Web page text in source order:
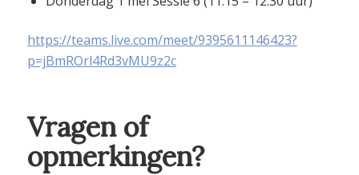
https://teams.live.com/meet/9395611146423?
p=jBmROrl4Rd3vMU9z2c
Vragen of
opmerkingen?